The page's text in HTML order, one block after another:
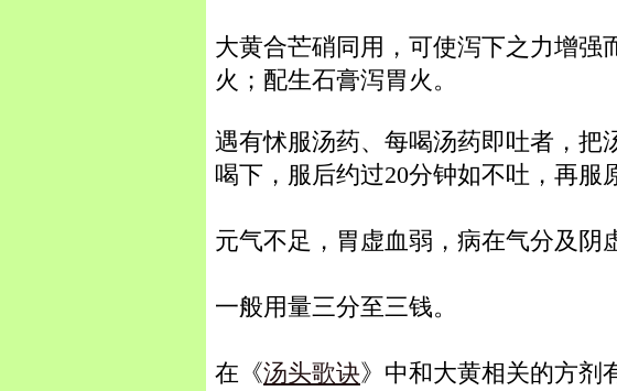
大黄合芒硝同用，可使泻下之力增
火；配生石膏泻胃火。
遇有怵服汤药、每喝汤药即吐者，把
喝下，服后约过20分钟如不吐，再服
元气不足，胃虚血弱，病在气分及阴
一般用量三分至三钱。
在《汤头歌诀》中和大黄相关的方剂